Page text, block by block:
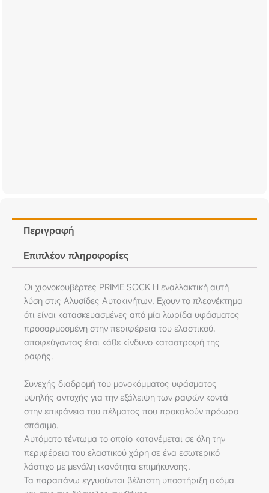
Περιγραφή
Επιπλέον πληροφορίες
Οι χιονοκουβέρτες PRIME SOCK Η εναλλακτική αυτή
λύση στις Αλυσίδες Αυτοκινήτων. Εχουν το πλεονέκτημα
ότι είναι κατασκευασμένες από μία λωρίδα υφάσματος
προσαρμοσμένη στην περιφέρεια του ελαστικού,
αποφεύγοντας έτσι κάθε κίνδυνο καταστροφή της
ραφής.
Συνεχής διαδρομή του μονοκόμματος υφάσματος
υψηλής αντοχής για την εξάλειψη των ραφών κοντά
στην επιφάνεια του πέλματος που προκαλούν πρόωρο
σπάσιμο.
Αυτόματο τέντωμα το οποίο κατανέμεται σε όλη την
περιφέρεια του ελαστικού χάρη σε ένα εσωτερικό
λάστιχο με μεγάλη ικανότητα επιμήκυνσης.
Τα παραπάνω εγγυούνται βέλτιστη υποστήριξη ακόμα